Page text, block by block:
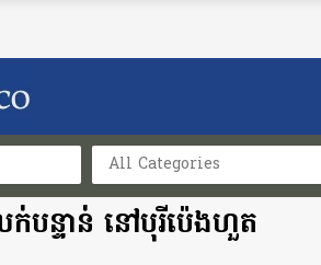
All Categories
បន្ទាន់ នៅបុរីប៉េងហួត